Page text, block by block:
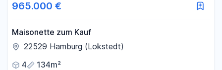
965.000 €
Maisonette zum Kauf
22529 Hamburg (Lokstedt)
4
134m²